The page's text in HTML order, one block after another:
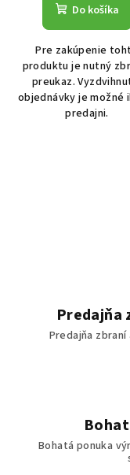
Do košíka
Pre zakúpenie
produktu je nutný
preukaz.
objednávky je možné
predajni.
Predajňa
Predajňa
Bohatá ponuka